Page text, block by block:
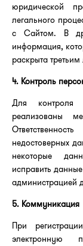
юридической
легального
с Сайтом. В
информация,
раскрыта
4. Контроль
Для контроля
реализованы
недостоверных
некоторые
исправить
администрацией
5. Коммуникация
При
электронную